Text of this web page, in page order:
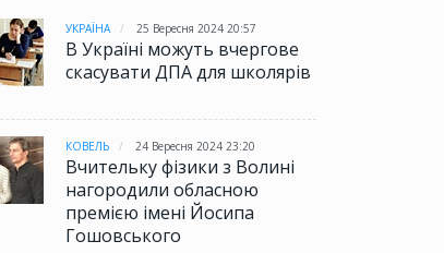
УКРАЇНА 25 Вересня 2024 20:57
В Україні можуть вчергове
скасувати ДПА для школярів
КОВЕЛЬ 24 Вересня 2024 23:20
Вчительку фізики з Волині
нагородили обласною
премією імені Йосипа
Гошовського